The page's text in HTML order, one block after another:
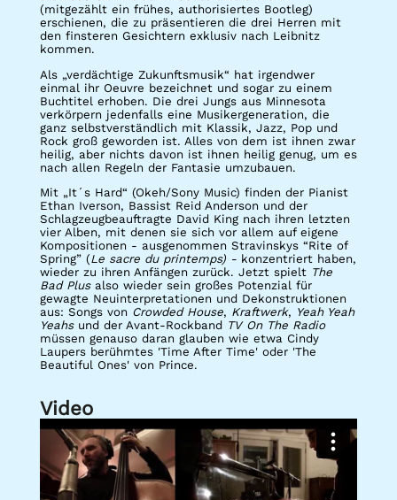
(mitgezählt ein frühes, authorisiertes Bootleg)
erschienen, die zu präsentieren die drei Herren mit
den finsteren Gesichtern exklusiv nach Leibnitz
kommen.
Als „verdächtige Zukunftsmusik“ hat irgendwer
einmal ihr Oeuvre bezeichnet und sogar zu einem
Buchtitel erhoben. Die drei Jungs aus Minnesota
verkörpern jedenfalls eine Musikergeneration, die
ganz selbstverständlich mit Klassik, Jazz, Pop und
Rock groß geworden ist. Alles von dem ist ihnen zwar
heilig, aber nichts davon ist ihnen heilig genug, um es
nach allen Regeln der Fantasie umzubauen.
Mit „It´s Hard“ (Okeh/Sony Music) finden der Pianist
Ethan Iverson, Bassist Reid Anderson und der
Schlagzeugbeauftragte David King nach ihren letzten
vier Alben, mit denen sie sich vor allem auf eigene
Kompositionen - ausgenommen Stravinskys “Rite of
Spring” (Le sacre du printemps) - konzentriert haben,
wieder zu ihren Anfängen zurück. Jetzt spielt The
Bad Plusalso wieder sein großes Potenzial für
gewagte Neuinterpretationen und Dekonstruktionen
aus: Songs von Crowded House, Kraftwerk, Yeah Yeah
Yeahsund der Avant-Rockband TV On The Radio
müssen genauso daran glauben wie etwa Cindy
Laupers berühmtes 'Time After Time' oder 'The
Beautiful Ones' von Prince.
Video